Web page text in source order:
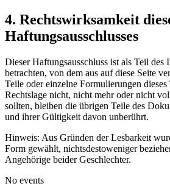
4. Rechtswirksamkeit
Haftungsausschlusses
Dieser Haftungsausschluss ist als Teil des
betrachten, von dem aus auf diese Seite
Teile oder einzelne Formulierungen dieses
Rechtslage nicht, nicht mehr oder nicht
sollten, bleiben die übrigen Teile des
und ihrer Gültigkeit davon unberührt.
Hinweis: Aus Gründen der Lesbarkeit
Form gewählt, nichtsdestoweniger
Angehörige beider Geschlechter.
No events